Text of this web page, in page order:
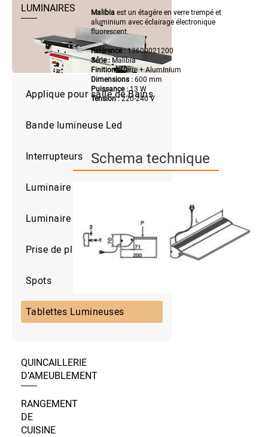
LUMINAIRES
Applique pour salle de Bains
Bande lumineuse Led
Interrupteurs
Luminaire pour derssing
Luminaire pour Tiroirs
Prise de plan de travail
Spots
Tablettes Lumineuses
QUINCAILLERIE
D’AMEUBLEMENT
RANGEMENT
DE
CUISINE
Malibiaest un étagére en verre trempé et
aluminium avec éclairage électronique
fluorescent.
Référence :13600021200
Série :Malibia
Finition :Verre + Aluminium
Dimensions :600 mm
Puissance :13 W
Tension:220-240 V
Schema technique